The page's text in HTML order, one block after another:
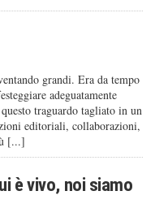
grandi. Era da tempo
adeguatamente
traguardo tagliato in un
editoriali, collaborazioni,
[...]
è vivo, noi siamo